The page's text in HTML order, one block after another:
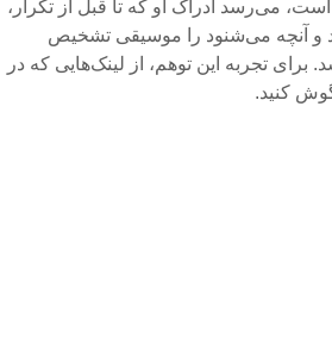
می‌رسد ادراک او که تا قبل از تکرار،
و آنچه می‌شنود را موسیقی تشخیص
تجربه این توهم، از لینک‌هایی که در
کنید.